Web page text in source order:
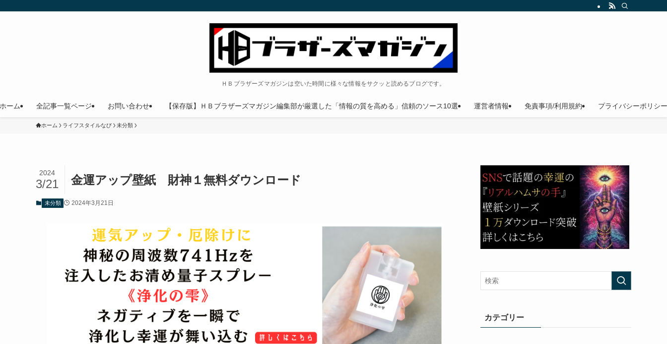
ＨＢブラザーズマガジンは空いた時間に様々な情報をサクッと読めるブログです。
ホーム 全記事一覧ページ お問い合わせ 【保存版】ＨＢブラザーズマガジン編集部が厳選した「情報の質を高める」信頼のソース10選 運営者情報 免責事項/利用規約 プライバシーポリシー
ホーム ライフスタイルなび 未分類
金運アップ壁紙 財神１無料ダウンロード
2024
3/21
未分類 2024年3月21日
カテゴリー